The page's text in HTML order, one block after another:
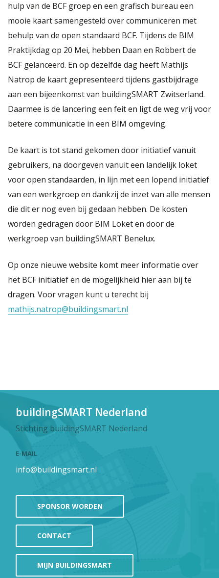
hulp van de BCF groep en een grafisch bureau een
mooie kaart samengesteld over communiceren met
behulp van de open standaard BCF. Tijdens de BIM
Praktijkdag op 20 Mei, hebben Daan en Robbert de
BCF gelanceerd. En op dezelfde dag heeft Mathijs
Natrop de kaart gepresenteerd tijdens gastbijdrage
aan een bijeenkomst van buildingSMART Zwitserland.
Daarmee is de lancering een feit en ligt de weg vrij voor
betere communicatie in een BIM omgeving.
De kaart is tot stand gekomen door initiatief vanuit
gebruikers, na doorgeven vanuit een landelijk loket
voor open standaarden, in lijn met een lopend initiatief
van een werkgroep en dankzij de inzet van alle mensen
die dit er nog even bij gedaan hebben. De kosten
worden gedragen door BIM Loket en door de
werkgroep van buildingSMART Benelux.
Op onze nieuwe website komt meer informatie over
het BCF initiatief en de mogelijkheid hier aan bij te
dragen. Voor vragen kunt u terecht bij
mathijs.natrop@buildingsmart.nl
buildingSMART Nederland
Stichting buildingSMART Nederland
E-MAIL
info@buildingsmart.nl
SPONSOR WORDEN
CONTACT
MIJN BUILDINGSMART